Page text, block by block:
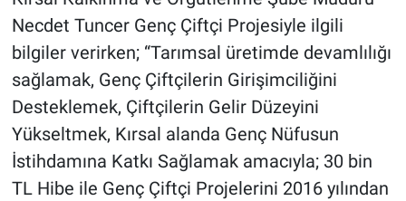
Necdet Tuncer Genç Çiftçi Projesiyle ilgili
bilgiler verirken; “Tarımsal üretimde devamlılığı
sağlamak, Genç Çiftçilerin Girişimciliğini
Desteklemek, Çiftçilerin Gelir Düzeyini
Yükseltmek, Kırsal alanda Genç Nüfusun
İstihdamına Katkı Sağlamak amacıyla; 30 bin
TL Hibe ile Genç Çiftçi Projelerini 2016 yılından